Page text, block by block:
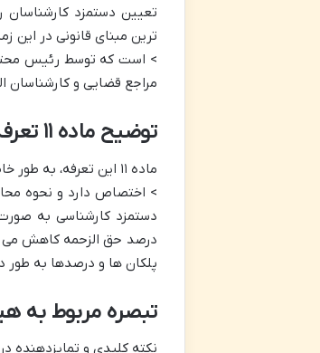
تعیین دستمزد
ترین مبنای قانونی در این
> است که توسط رئیس محترم
مراجع قضایی و کارشناسان
توضیح ماده ۱۱ تعرفه دستمزد کارشناسان رسمی دادگستری
ماده ۱۱ این تعرفه، به طور خاص به دستمزد ارزیابی ها
> اختصاص دارد و نحوه
دستمزد کارشناسی به
درصد حق الزحمه کاهش می
پلکان ها و درصدها به طور دقیق در
تبصره مربوط به
نکته کلیدی و تمایزدهنده